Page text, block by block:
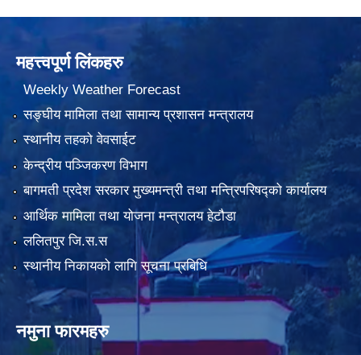
महत्त्वपूर्ण लिंकहरु
Weekly Weather Forecast
सङ्घीय मामिला तथा सामान्य प्रशासन मन्त्रालय
स्थानीय तहको वेवसाईट
केन्द्रीय पञ्जिकरण विभाग
बागमती प्रदेश सरकार मुख्यमन्त्री तथा मन्त्रिपरिषद्को कार्यालय
आर्थिक मामिला तथा योजना मन्त्रालय हेटौडा
ललितपुर जि.स.स
स्थानीय निकायको लागि सूचना प्रबिधि
नमुना फारमहरु